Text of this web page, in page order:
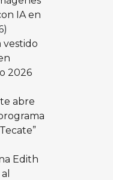
IA en
vestido
2026
abre
Edith